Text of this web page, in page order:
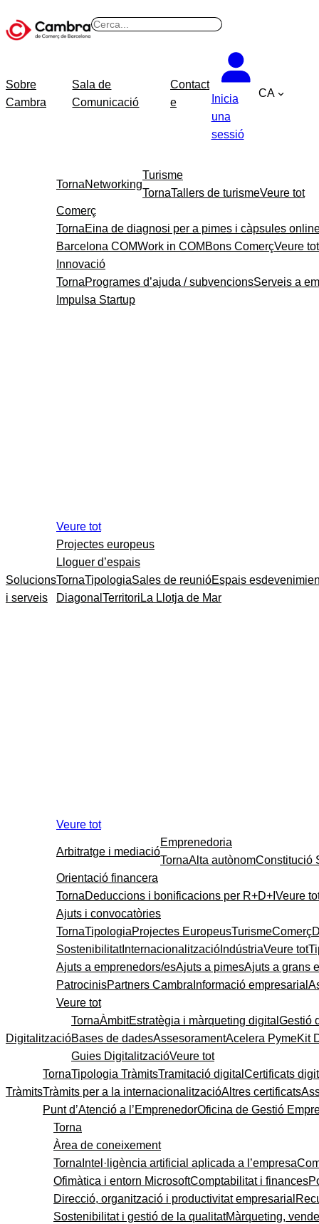
al
B
Sobre
Cambra
Sala de
Comunicació
Contact
e
Inicia
una
sessió
CA
Solucions
i serveis
TornaNetworking
Turisme
TornaTallers de turismeVeure tot
Comerç
TornaEina de diagnosi per a pimes i càpsules
Barcelona COMWork in COM Bons ComerçVeure tot
Innovació
TornaProgrames d’ajuda / subvencionsServeis a
Impulsa Startup
Veure tot
Projectes europeus
Lloguer d’espais
TornaTipologiaSales de reunióEspais
Diagonal Territori La Llotja de Mar
Veure tot
Arbitratge i mediació
Emprenedoria
TornaAlta autònomConstitució
Orientació financera
TornaDeduccions i bonificacions per R+D+I Veure
Ajuts i convocatòries
TornaTipologiaProjectes EuropeusTurismeComerç
SostenibilitatInternacionalització IndústriaVeure tot
Ajuts a emprenedors/esAjuts a pimesAjuts a grans
PatrocinisPartners Cambra Informació empresarial
Veure tot
Digitalització
TornaÀmbitEstratègia i màrqueting digital Gestió
Bases de dadesAssesoramentAcelera PymeKit
Guies DigitalitzacióVeure tot
Tràmits
TornaTipologia TràmitsTramitació digital Certificats
Tràmits per a la internacionalitzacióAltres certificats
Punt d’Atenció a l’EmprenedorOficina de Gestió
Torna
Àrea de coneixement
Torna Intel·ligència artificial aplicada a l’empresa
Ofimàtica i entorn MicrosoftComptabilitat i finances
Direcció, organització i productivitat empresarial
Sostenibilitat i gestió de la qualitatMàrqueting,